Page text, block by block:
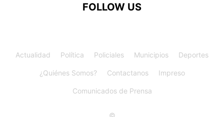
FOLLOW US
Actualidad Política Policiales Municipios Deportes
¿Quiénes Somos? Contactanos Impreso
Comunicados de Prensa
©